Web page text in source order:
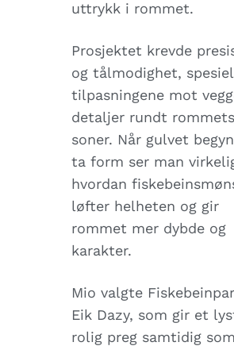
uttrykk i rommet.
Prosjektet krevde
og tålmodighet,
tilpasningene mot
detaljer rundt rommets
soner. Når gulvet
ta form ser man
hvordan
løfter helheten og gir
rommet mer dybde og
karakter.
Mio valgte
Eik Dazy, som gir et
rolig preg samtidig som